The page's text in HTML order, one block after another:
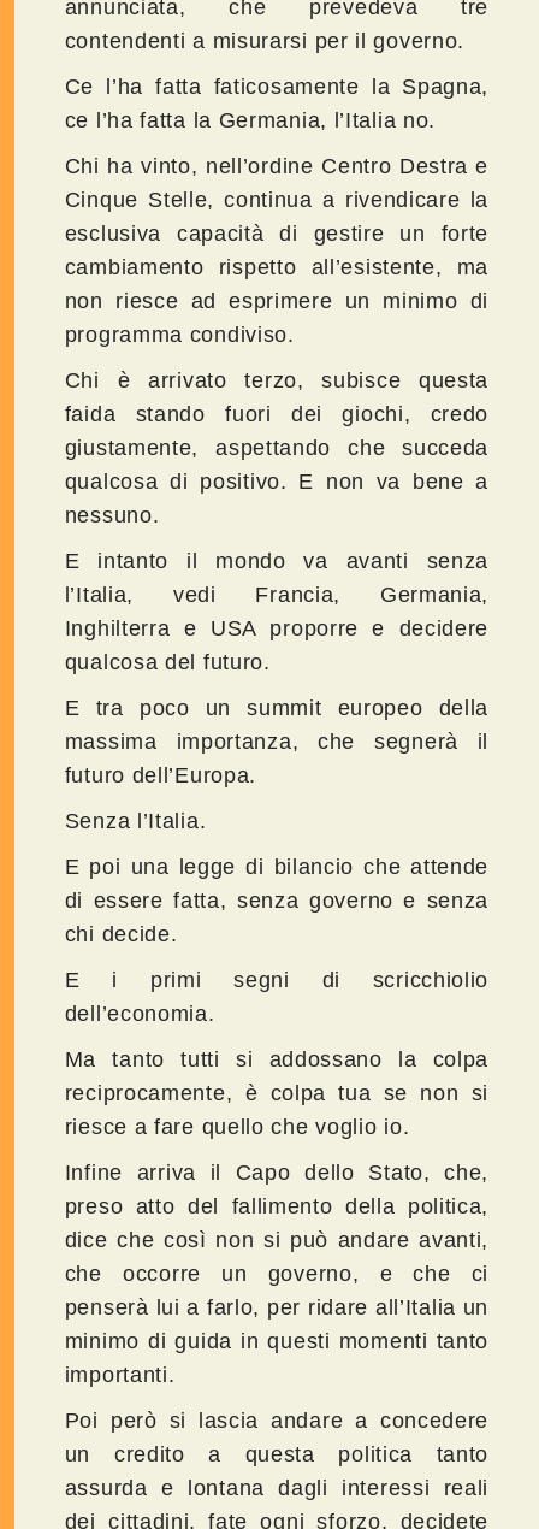
annunciata, che prevedeva tre
contendenti a misurarsi per il governo.
Ce l’ha fatta faticosamente la Spagna,
ce l’ha fatta la Germania, l’Italia no.
Chi ha vinto, nell’ordine Centro Destra e
Cinque Stelle, continua a rivendicare la
esclusiva capacità di gestire un forte
cambiamento rispetto all’esistente, ma
non riesce ad esprimere un minimo di
programma condiviso.
Chi è arrivato terzo, subisce questa
faida stando fuori dei giochi, credo
giustamente, aspettando che succeda
qualcosa di positivo. E non va bene a
nessuno.
E intanto il mondo va avanti senza
l’Italia, vedi Francia, Germania,
Inghilterra e USA proporre e decidere
qualcosa del futuro.
E tra poco un summit europeo della
massima importanza, che segnerà il
futuro dell’Europa.
Senza l’Italia.
E poi una legge di bilancio che attende
di essere fatta, senza governo e senza
chi decide.
E i primi segni di scricchiolio
dell’economia.
Ma tanto tutti si addossano la colpa
reciprocamente, è colpa tua se non si
riesce a fare quello che voglio io.
Infine arriva il Capo dello Stato, che,
preso atto del fallimento della politica,
dice che così non si può andare avanti,
che occorre un governo, e che ci
penserà lui a farlo, per ridare all’Italia un
minimo di guida in questi momenti tanto
importanti.
Poi però si lascia andare a concedere
un credito a questa politica tanto
assurda e lontana dagli interessi reali
dei cittadini, fate ogni sforzo, decidete